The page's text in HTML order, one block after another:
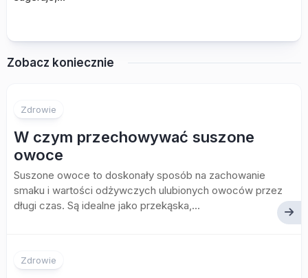
Zobacz koniecznie
Zdrowie
W czym przechowywać suszone
owoce
Suszone owoce to doskonały sposób na zachowanie
smaku i wartości odżywczych ulubionych owoców przez
długi czas. Są idealne jako przekąska,...
Zdrowie